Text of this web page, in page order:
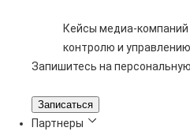
Кейсы медиа-
контролю и
Запишитесь на
Записаться
Партнеры